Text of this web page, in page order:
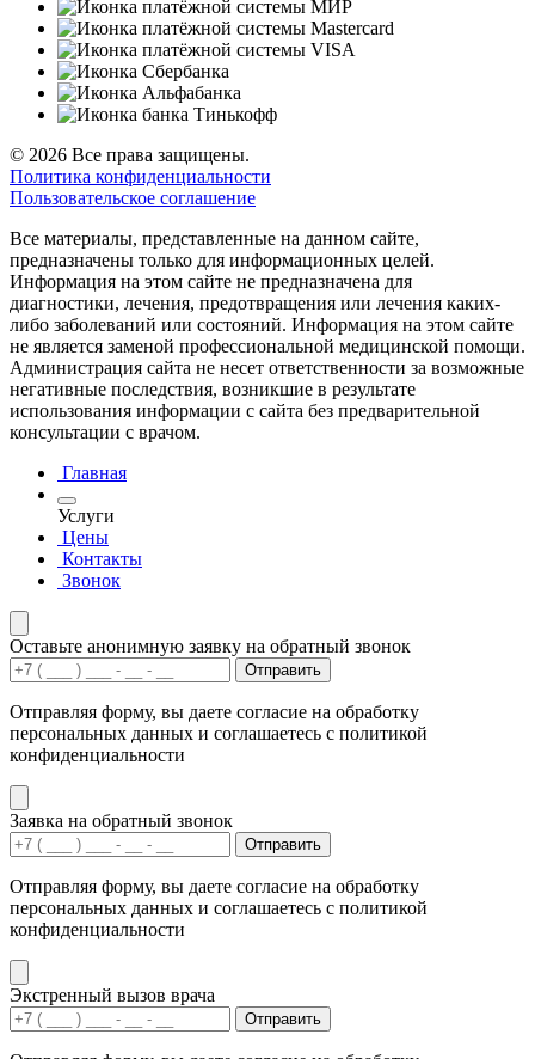
© 2026 Все права защищены.
Политика конфиденциальности
Пользовательское соглашение
Все материалы, представленные на данном сайте,
предназначены только для информационных целей.
Информация на этом сайте не предназначена для
диагностики, лечения, предотвращения или лечения каких-
либо заболеваний или состояний. Информация на этом сайте
не является заменой профессиональной медицинской помощи.
Администрация сайта не несет ответственности за возможные
негативные последствия, возникшие в результате
использования информации с сайта без предварительной
консультации с врачом.
Главная
Услуги
Цены
Контакты
Звонок
Оставьте анонимную заявку на обратный звонок
Отправить
Отправляя форму, вы даете согласие на обработку
персональных данных и соглашаетесь с политикой
конфиденциальности
Заявка на обратный звонок
Отправить
Отправляя форму, вы даете согласие на обработку
персональных данных и соглашаетесь с политикой
конфиденциальности
Экстренный вызов врача
Отправить